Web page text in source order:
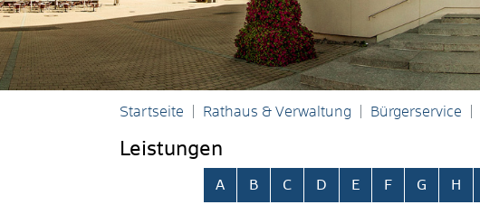
Startseite Rathaus & Verwaltung Bürgerservice
Leistungen
Alphabetisches Register überspringen
A B C D E F G H